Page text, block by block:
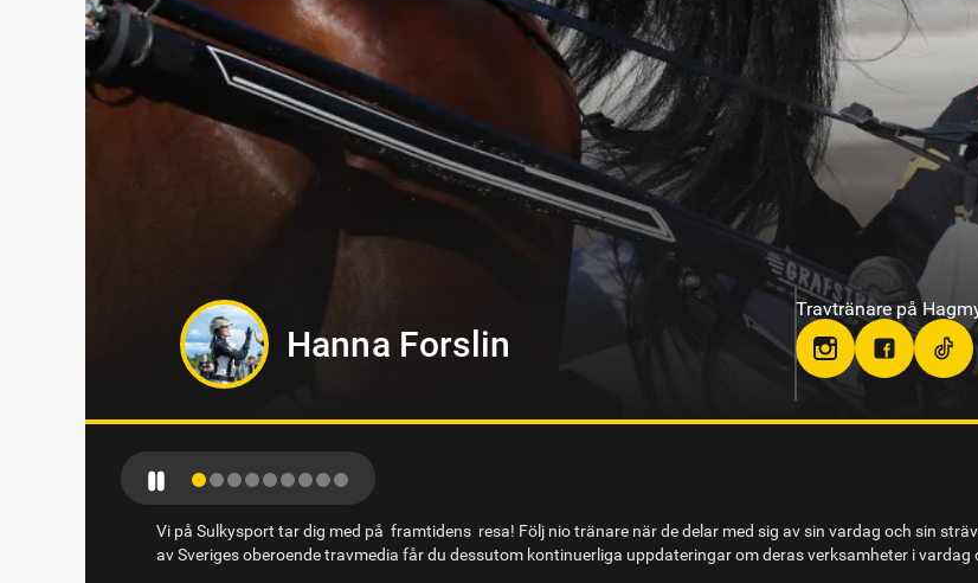
Tamara Skutnabb
Travtränare på
Vi på Sulkysport tar dig med på framtidens resa! Följ nio tränare när de delar med sig av sin vardag och sin
av Sveriges oberoende travmedia får du dessutom kontinuerliga uppdateringar om deras verksamheter i vardag